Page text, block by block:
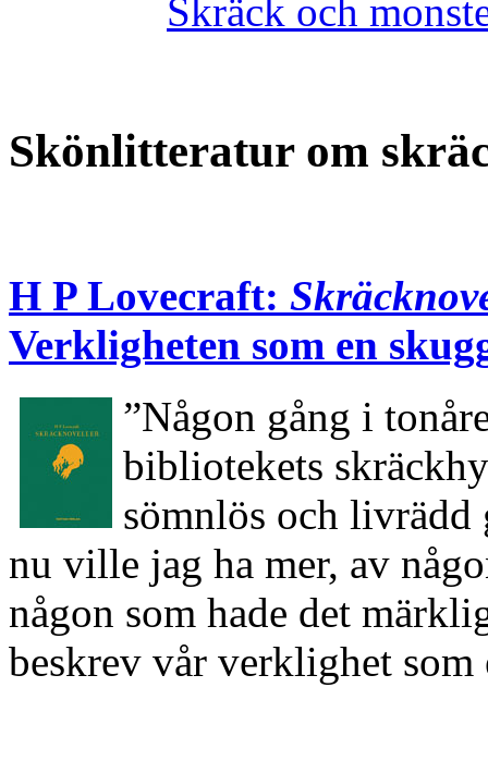
Skräck och
Skönlitteratur om
H P Lovecraft:
Verkligheten som en
”Någon gång i
bibliotekets
sömnlös och livrädd
nu ville jag ha mer, av
någon som hade det
beskrev vår verklighet